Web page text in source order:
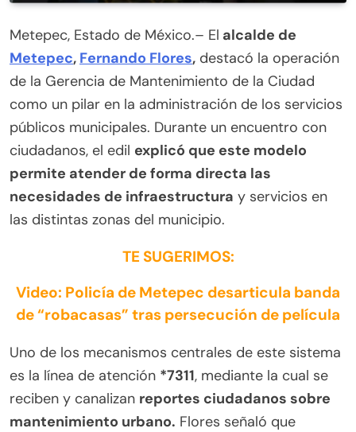
Metepec, Estado de México.– El alcalde de
Metepec, Fernando Flores, destacó la operación
de la Gerencia de Mantenimiento de la Ciudad
como un pilar en la administración de los servicios
públicos municipales. Durante un encuentro con
ciudadanos, el edil explicó que este modelo
permite atender de forma directa las
necesidades de infraestructura y servicios en
las distintas zonas del municipio.
TE SUGERIMOS:
Video: Policía de Metepec desarticula banda
de “robacasas” tras persecución de película
Uno de los mecanismos centrales de este sistema
es la línea de atención *7311, mediante la cual se
reciben y canalizan reportes ciudadanos sobre
mantenimiento urbano. Flores señaló que